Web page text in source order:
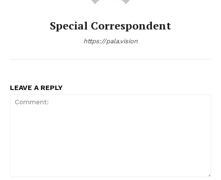
Special Correspondent
https://pala.vision
LEAVE A REPLY